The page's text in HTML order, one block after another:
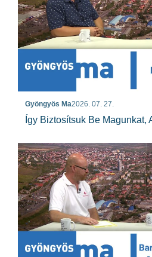
Gyöngyös Ma2026. 07. 27.
Így Biztosítsuk Be Magunkat,